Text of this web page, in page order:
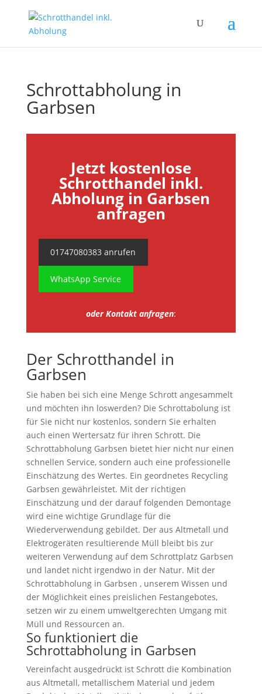
Schrottabholung in
Garbsen
Jetzt kostenlose
Schrotthandel inkl.
Abholung in Garbsen
anfragen
01747080383 anrufen
WhatsApp Service
oder Kontakt anfragen:
Der Schrotthandel in
Garbsen
Sie haben bei sich eine Menge Schrott angesammelt
und möchten ihn loswerden? Die Schrottabolung ist
für Sie nicht nur kostenlos, sondern Sie erhalten
auch einen Wertersatz für ihren Schrott. Die
Schrottabholung Garbsen bietet hier nicht nur einen
schnellen Service, sondern auch eine professionelle
Einschätzung des Wertes. Ein geordnetes Recycling
Garbsen gewährleistet. Mit der richtigen
Einschätzung und der darauf folgenden Demontage
wird eine wichtige Grundlage für die
Wiederverwendung gebildet. Der aus Altmetall und
Elektrogeräten resultierende Müll bleibt bis zur
weiteren Verwendung auf dem Schrottplatz Garbsen
und landet nicht irgendwo in der Natur. Mit der
Schrottabholung in Garbsen , unserem Wissen und
der Möglichkeit eines preislichen Festangebotes,
setzen wir zu einem umweltgerechten Umgang mit
Müll und Ressourcen an.
So funktioniert die
Schrottabholung in Garbsen
Vereinfacht ausgedrückt ist Schrott die Kombination
aus Altmetall, metallischem Material und jedem